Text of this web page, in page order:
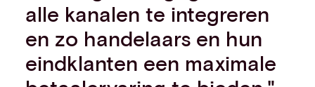
alle kanalen te integreren
en zo handelaars en hun
eindklanten een maximale